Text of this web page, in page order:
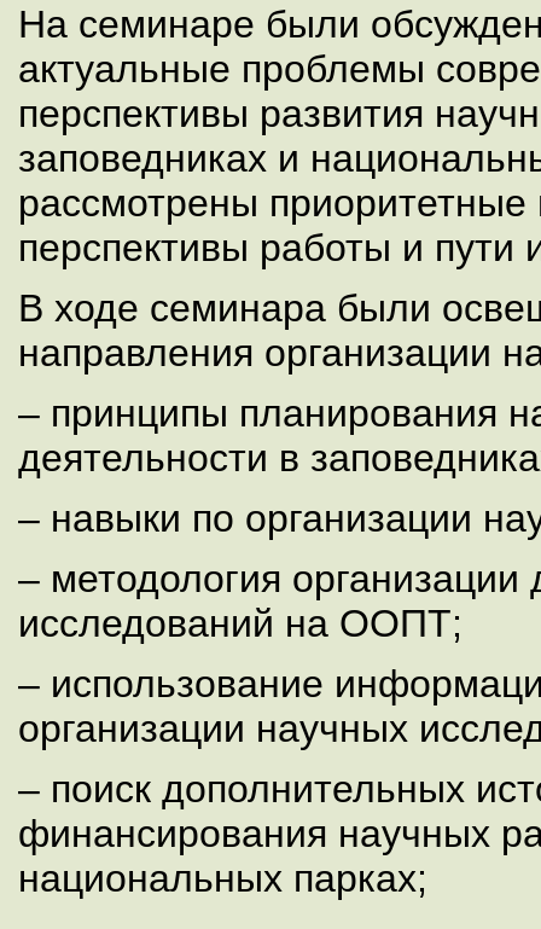
На семинаре были
актуальные проблемы
перспективы развития
заповедниках и
рассмотрены приоритетные
перспективы работы и пути
В ходе семинара были
направления организации
– принципы планирования
деятельности в
– навыки по организации
– методология
исследований на ООПТ;
– использование
организации научных
– поиск дополнительных
финансирования научных
национальных парках;